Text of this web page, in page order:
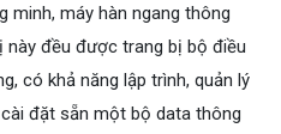
minh, máy hàn ngang thông
này đều được trang bị bộ điều
có khả năng lập trình, quản lý
đặt sẵn một bộ data thông